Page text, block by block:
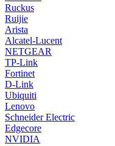
Ruckus
Ruijie
Arista
Alcatel-Lucent
NETGEAR
TP-Link
Fortinet
D-Link
Ubiquiti
Lenovo
Schneider Electric
Edgecore
NVIDIA